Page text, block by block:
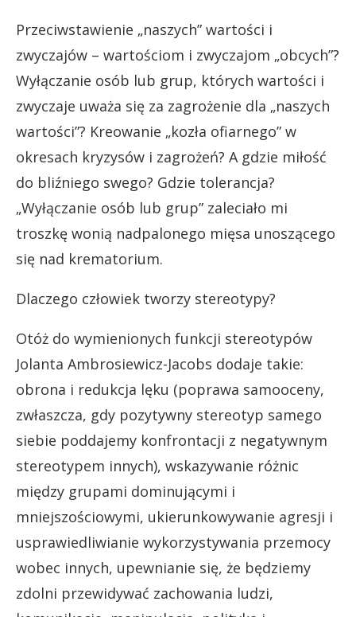
Przeciwstawienie „naszych” wartości i
zwyczajów – wartościom i zwyczajom „obcych”?
Wyłączanie osób lub grup, których wartości i
zwyczaje uważa się za zagrożenie dla „naszych
wartości”? Kreowanie „kozła ofiarnego” w
okresach kryzysów i zagrożeń? A gdzie miłość
do bliźniego swego? Gdzie tolerancja?
„Wyłączanie osób lub grup” zaleciało mi
troszkę wonią nadpalonego mięsa unoszącego
się nad krematorium.
Dlaczego człowiek tworzy stereotypy?
Otóż do wymienionych funkcji stereotypów
Jolanta Ambrosiewicz-Jacobs dodaje takie:
obrona i redukcja lęku (poprawa samooceny,
zwłaszcza, gdy pozytywny stereotyp samego
siebie poddajemy konfrontacji z negatywnym
stereotypem innych), wskazywanie różnic
między grupami dominującymi i
mniejszościowymi, ukierunkowywanie agresji i
usprawiedliwianie wykorzystywania przemocy
wobec innych, upewnianie się, że będziemy
zdolni przewidywać zachowania ludzi,